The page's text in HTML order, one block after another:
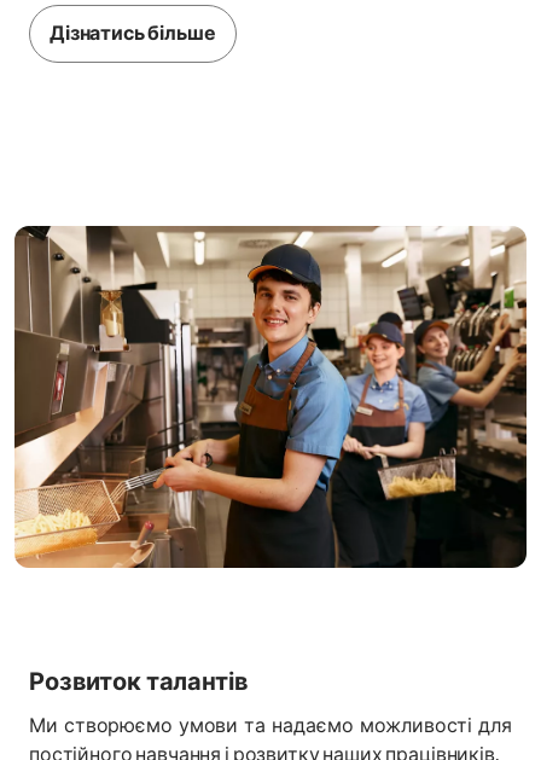
Дізнатись більше
Розвиток талантів
Ми створюємо умови та надаємо можливості для